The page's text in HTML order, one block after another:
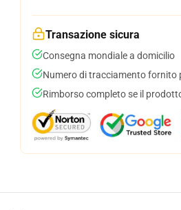
Transazione sicura
Consegna mondiale a domicilio
Numero di tracciamento fornito
Rimborso completo se il